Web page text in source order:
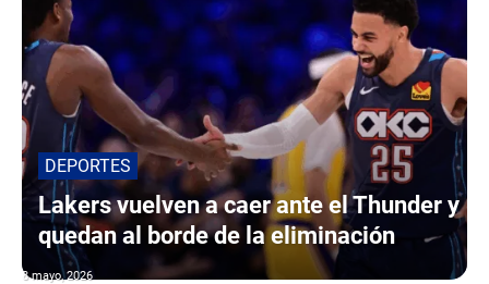
DEPORTES
Lakers vuelven a caer ante el Thunder y
quedan al borde de la eliminación
8 mayo, 2026